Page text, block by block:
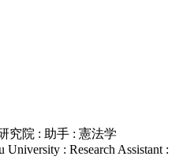
究院 : 助手 : 憲法学
: Research Assistant :